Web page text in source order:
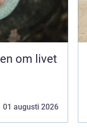
01 augusti 2026